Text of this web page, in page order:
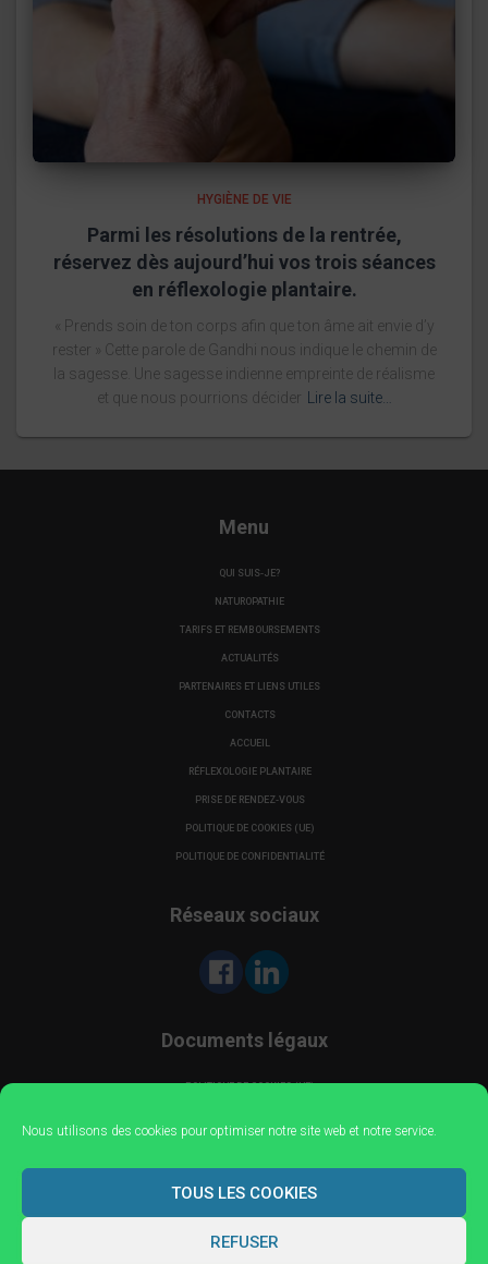
Nous utilisons des cookies pour optimiser notre site web et notre service.
TOUS LES COOKIES
REFUSER
HYGIÈNE DE VIE
Parmi les résolutions de la rentrée,
réservez dès aujourd’hui vos trois séances
en réflexologie plantaire.
« Prends soin de ton corps afin que ton âme ait envie d’y
rester » Cette parole de Gandhi nous indique le chemin de
la sagesse. Une sagesse indienne empreinte de réalisme
et que nous pourrions décider
Lire la suite…
Menu
QUI SUIS-JE?
NATUROPATHIE
TARIFS ET REMBOURSEMENTS
ACTUALITÉS
PARTENAIRES ET LIENS UTILES
CONTACTS
ACCUEIL
RÉFLEXOLOGIE PLANTAIRE
PRISE DE RENDEZ-VOUS
POLITIQUE DE COOKIES (UE)
POLITIQUE DE CONFIDENTIALITÉ
Réseaux sociaux
Documents légaux
POLITIQUE DE COOKIES (UE)
Administration
CONNEXION